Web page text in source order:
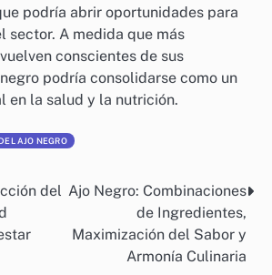
podría abrir oportunidades para
sector. A medida que más
conscientes de sus
podría consolidarse como un
en la salud y la nutrición.
AJO NEGRO
del Ajo Negro: Combinaciones
de Ingredientes,
Maximización del Sabor y
Armonía Culinaria